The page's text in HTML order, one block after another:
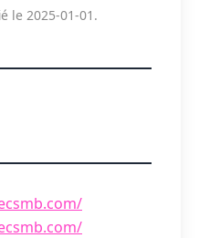
le 2025-01-01.